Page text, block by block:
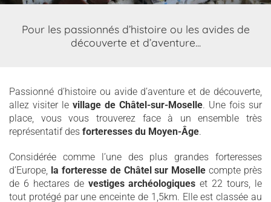
Pour les passionnés d’histoire ou les avides de
découverte et d’aventure...
Passionné d’histoire ou avide d’aventure et de découverte,
allez visiter le village de Châtel-sur-Moselle. Une fois sur
place, vous vous trouverez face à un ensemble très
représentatif des forteresses du Moyen-Âge.
Considérée comme l’une des plus grandes forteresses
d’Europe, la forteresse de Châtel sur Moselle compte près
de 6 hectares de vestiges archéologiqueset 22 tours, le
tout protégé par une enceinte de 1,5km. Elle est classée au